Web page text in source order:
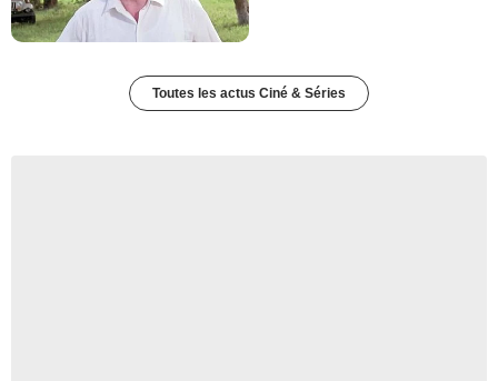
Toutes les actus Ciné & Séries